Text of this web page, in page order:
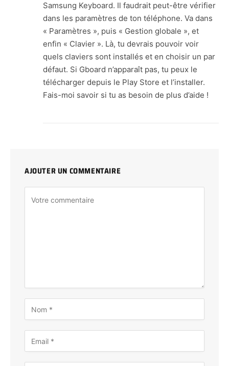
Samsung Keyboard. Il faudrait peut-être vérifier
dans les paramètres de ton téléphone. Va dans
« Paramètres », puis « Gestion globale », et
enfin « Clavier ». Là, tu devrais pouvoir voir
quels claviers sont installés et en choisir un par
défaut. Si Gboard n’apparaît pas, tu peux le
télécharger depuis le Play Store et l’installer.
Fais-moi savoir si tu as besoin de plus d’aide !
AJOUTER UN COMMENTAIRE